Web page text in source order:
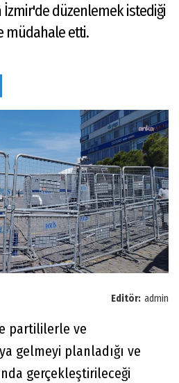
İzmir'de düzenlemek istediği
müdahale etti.
Editör: admin
partililerle ve
gelmeyi planladığı ve
gerçekleştirileceği